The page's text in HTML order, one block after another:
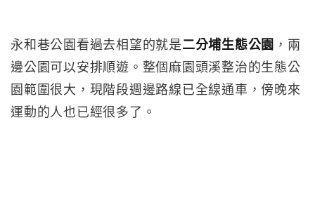
永和巷公園看過去相望的就是二分埔生態公園 ，兩
邊公園可以安排順遊。整個麻園頭溪整治的生態公
園範圍很大，現階段週邊路線已全線通車，傍晚來
運動的人也已經很多了。